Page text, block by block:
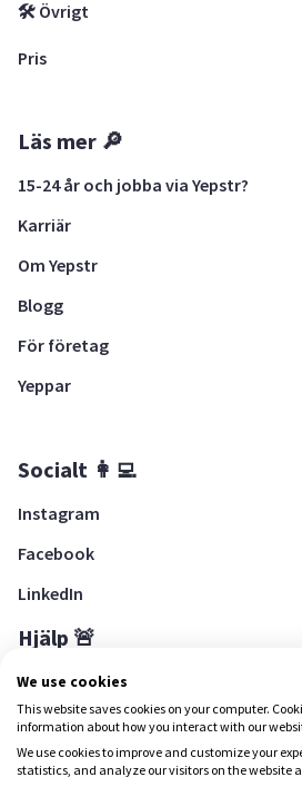
🛠 Övrigt
Pris
Läs mer 🔎
15-24 år och jobba via Yepstr?
Karriär
Om Yepstr
Blogg
För företag
Yeppar
Socialt 👩‍💻
Instagram
Facebook
LinkedIn
Hjälp 🚨
Hjälpcenter
Ladda ned Yepstr
We use cookies
This website saves cookies on your computer.
information about how you interact with our
We use cookies to improve and customize your
statistics, and analyze our visitors on the website